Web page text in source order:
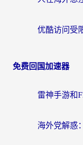
免费回国加速器